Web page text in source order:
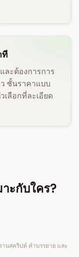
ที
ะต้องการการ
ชั้นราคาแบบ
เลือกที่ละเอียด
ะกับใคร?
านสคริปต์ คำบรรยาย และ